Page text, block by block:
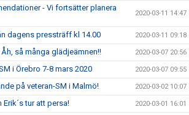
- Vi fortsätter planera
2020-03-11 14:47
dagens pressträff kl 14.00 2020-03-11 09:18
så många glädjeämnen!! 2020-03-07 20:56
i Örebro 7-8 mars 2020 2020-03-07 09:55
på veteran-SM i Malmö! 2020-03-02 10:07
tur att persa! 2020-03-01 16:01